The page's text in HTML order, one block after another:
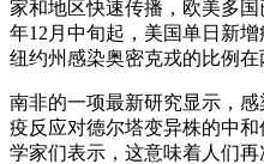
家和地区快速传播，欧美多
年12月中旬起，美国单日新
纽约州感染奥密克戎的比例在
南非的一项最新研究显示，
疫反应对德尔塔变异株的中
学家们表示，这意味着人们